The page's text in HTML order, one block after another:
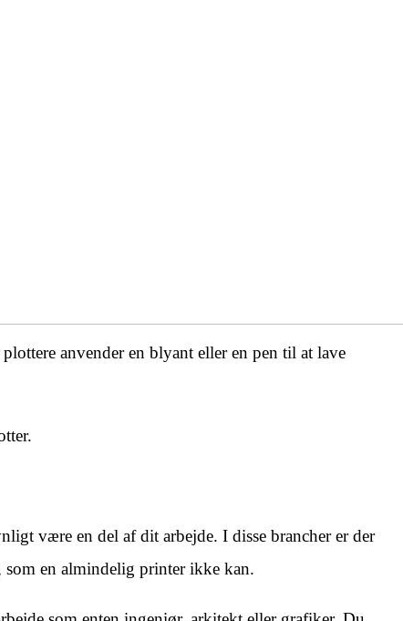
anvender en blyant eller en pen til at lave
være en del af dit arbejde. I disse brancher er der
en almindelig printer ikke kan.